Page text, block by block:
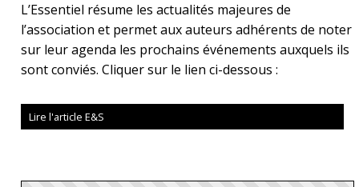
L’Essentiel résume les actualités majeures de
l’association et permet aux auteurs adhérents de noter
sur leur agenda les prochains événements auxquels ils
sont conviés. Cliquer sur le lien ci-dessous :
Lire l'article E&S